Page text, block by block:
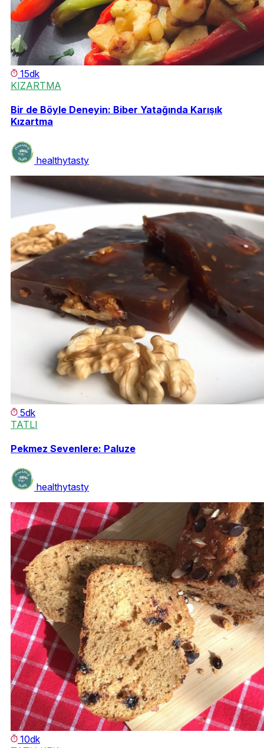
15dk
KIZARTMA
Bir de Böyle Deneyin: Biber Yatağında Karışık
Kızartma
healthytasty
5dk
TATLI
Pekmez Sevenlere: Paluze
healthytasty
10dk